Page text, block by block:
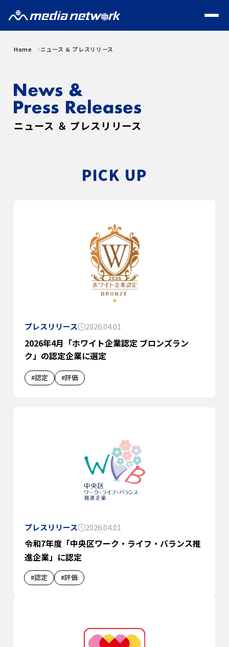
Home ニュース ＆ プレスリリース
ニュース ＆ プレスリリース
PICK UP
プレスリリース 2026.04.01
2026年4月「ホワイト企業認定 ブロンズラン
ク」の認定企業に選定
#認定 #評価
プレスリリース 2026.04.01
令和7年度「中央区ワーク・ライフ・バランス推
進企業」に認定
#認定 #評価